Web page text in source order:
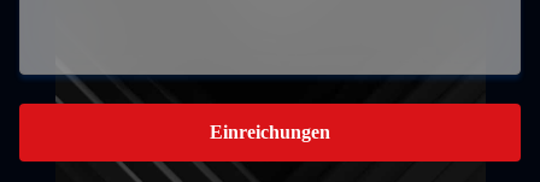
Einreichungen